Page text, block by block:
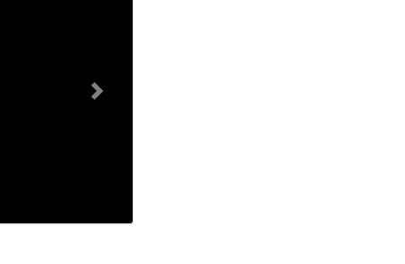
Next